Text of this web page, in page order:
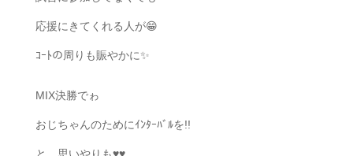
応援にきてくれる人が😁
ｺｰﾄの周りも賑やかに✨
MIX決勝でゎ
おじちゃんのためにｲﾝﾀｰﾊﾞﾙを!!
と、思いやりも♥️♥️